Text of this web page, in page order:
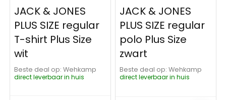
JACK & JONES
PLUS SIZE regular
T-shirt Plus Size
wit
Beste deal op:
Wehkamp
direct leverbaar in huis
JACK & JONES
PLUS SIZE regular
polo Plus Size
zwart
Beste deal op:
Wehkamp
direct leverbaar in huis